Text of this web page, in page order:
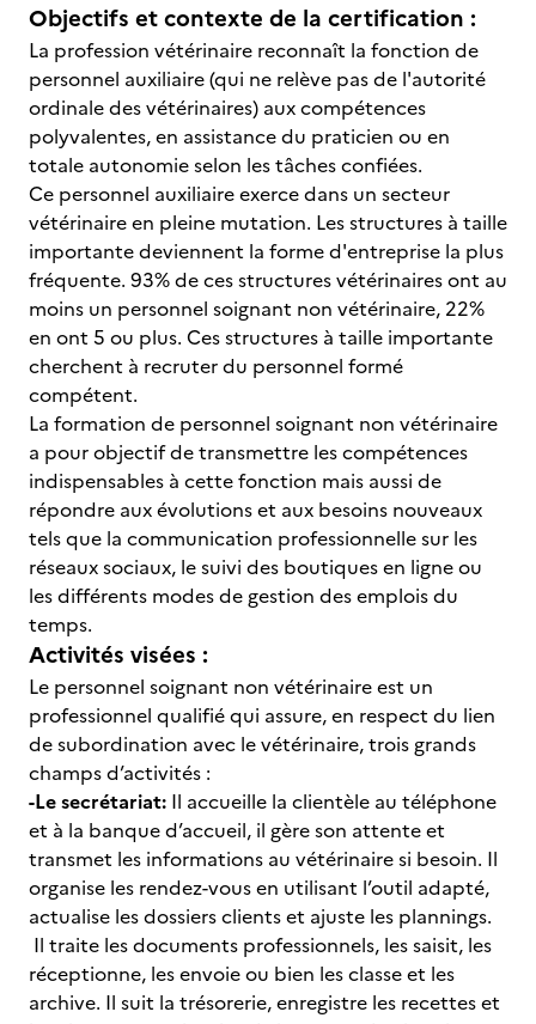
Objectifs et contexte de la certification :
La profession vétérinaire reconnaît la fonction de
personnel auxiliaire (qui ne relève pas de l'autorité
ordinale des vétérinaires) aux compétences
polyvalentes, en assistance du praticien ou en
totale autonomie selon les tâches confiées.
Ce personnel auxiliaire exerce dans un secteur
vétérinaire en pleine mutation. Les structures à taille
importante deviennent la forme d'entreprise la plus
fréquente. 93% de ces structures vétérinaires ont au
moins un personnel soignant non vétérinaire, 22%
en ont 5 ou plus. Ces structures à taille importante
cherchent à recruter du personnel formé
compétent.
La formation de personnel soignant non vétérinaire
a pour objectif de transmettre les compétences
indispensables à cette fonction mais aussi de
répondre aux évolutions et aux besoins nouveaux
tels que la communication professionnelle sur les
réseaux sociaux, le suivi des boutiques en ligne ou
les différents modes de gestion des emplois du
temps.
Activités visées :
Le personnel soignant non vétérinaire est un
professionnel qualifié qui assure, en respect du lien
de subordination avec le vétérinaire, trois grands
champs d’activités :
-Le secrétariat: Il accueille la clientèle au téléphone
et à la banque d’accueil, il gère son attente et
transmet les informations au vétérinaire si besoin. Il
organise les rendez-vous en utilisant l’outil adapté,
actualise les dossiers clients et ajuste les plannings.
Il traite les documents professionnels, les saisit, les
réceptionne, les envoie ou bien les classe et les
archive. Il suit la trésorerie, enregistre les recettes et